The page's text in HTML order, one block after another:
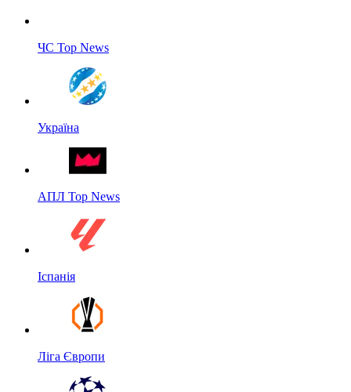
ЧС Top News
Україна
АПЛ Top News
Іспанія
Ліга Європи